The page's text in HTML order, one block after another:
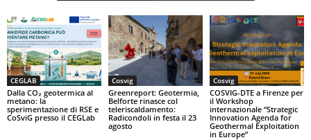
CEGLAB
Dalla CO₂ geotermica al
metano: la
sperimentazione di RSE e
CoSviG presso il CEGLab
Cosvig
Greenreport: Geotermia,
Belforte rinasce col
teleriscaldamento:
Radicondoli in festa il 23
agosto
Cosvig
COSVIG-DTE a Firenze per
il Workshop
internazionale “Strategic
Innovation Agenda for
Geothermal Exploitation
in Europe”